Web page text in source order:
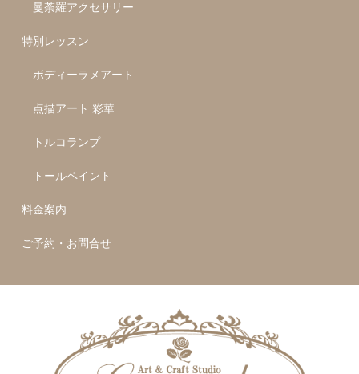
曼荼羅アクセサリー
特別レッスン
ボディーラメアート
点描アート 彩華
トルコランプ
トールペイント
料金案内
ご予約・お問合せ